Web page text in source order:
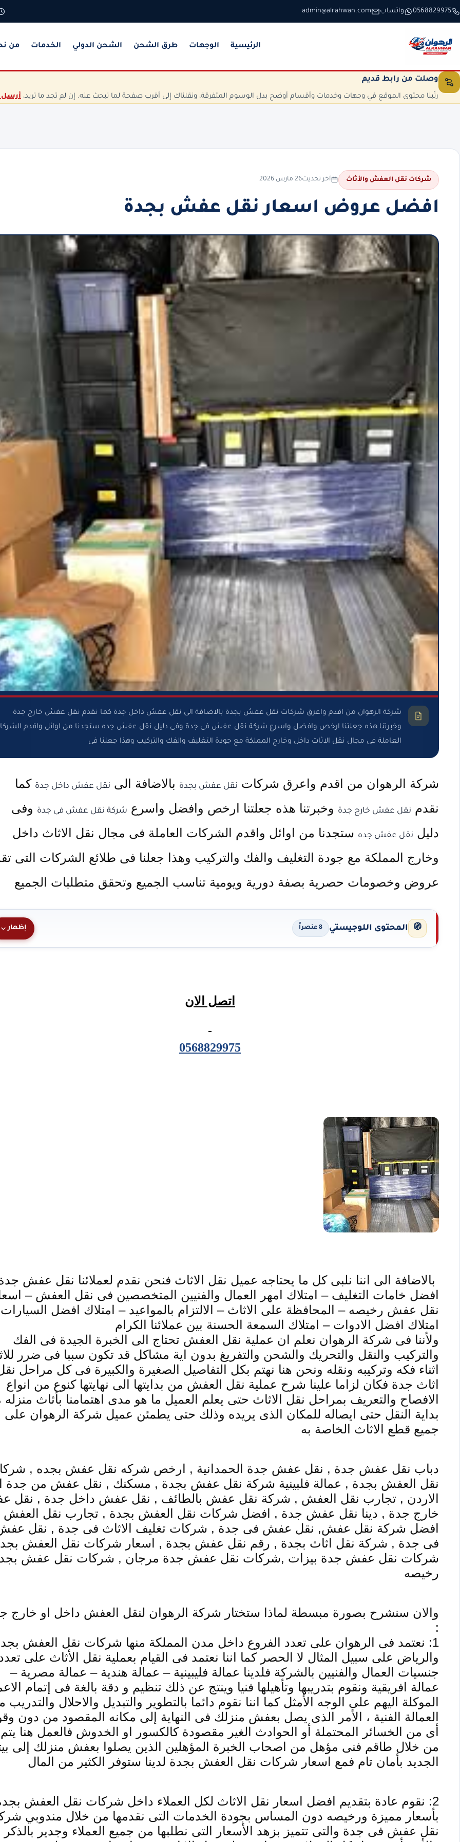
تخطَّ إلى المحتوى
0568829975 واتساب admin@alrahwan.com
الرئيسية الوجهات طرق الشحن الشحن الدولي الخدمات من
وصلت من رابط قديم
رتّبنا محتوى الموقع في وجهات وخدمات وأقسام أوضح بدل الوسوم المتفرقة، ونقلناك إلى أقرب صفحة لما تبحث عنه. إن لم تجد ما تريد، أرسل
شركات نقل العفش والأثاث آخر تحديث26 مارس 2026
افضل عروض اسعار نقل عفش بجدة
شركة الرهوان من اقدم واعرق شركات نقل عفش بجدة بالاضافة الى نقل عفش داخل جدة كما نقدم نقل عفش خارج جدة
وخبرتنا هذه جعلتنا ارخص وافضل واسرع شركة نقل عفش فى جدة وفى دليل نقل عفش جده ستجدنا من اوائل واقدم
العاملة فى مجال نقل الاثاث داخل وخارج المملكة مع جودة التغليف والفك والتركيب وهذا جعلنا فى
شركة الرهوان من اقدم واعرق شركات نقل عفش بجدة بالاضافة الى نقل عفش داخل جدة كما
نقدم نقل عفش خارج جدة وخبرتنا هذه جعلتنا ارخص وافضل واسرع شركة نقل عفش فى جدة وفى
دليل نقل عفش جده ستجدنا من اوائل واقدم الشركات العاملة فى مجال نقل الاثاث داخل
وخارج المملكة مع جودة التغليف والفك والتركيب وهذا جعلنا فى طلائع الشركات التى
عروض وخصومات حصرية بصفة دورية ويومية تناسب الجميع وتحقق متطلبات الجميع
🧭 المحتوى اللوجيستي 8 عنصراً إظهار
اتصل الان
0568829975
بالاضافة الى اننا نلبى كل ما يحتاجه عميل نقل الاثاث فنحن نقدم لعملائنا نقل عفش
افضل خامات التغليف – امتلاك امهر العمال والفنيين المتخصصين فى نقل العفش –
نقل عفش رخيصه – المحافظة على الاثاث – الالتزام بالمواعيد – امتلاك افضل
امتلاك افضل الادوات – امتلاك السمعة الحسنة بين عملائنا الكرام
ولأننا فى شركة الرهوان نعلم ان عملية نقل العفش تحتاج الى الخبرة الجيدة فى الفك
والتركيب والنقل والتحريك والشحن والتفريغ بدون اية مشاكل قد تكون سببا فى ضرر
اثناء فكه وتركيبه ونقله ونحن هنا نهتم بكل التفاصيل الصغيرة والكبيرة فى كل مراحل
اثاث جدة فكان لزاما علينا شرح عملية نقل العفش من بدايتها الى نهايتها كنوع من انواع
الافصاح والتعريف بمراحل نقل الاثاث حتى يعلم العميل ما هو مدى اهتمامنا بأثاث
بداية النقل حتى ايصاله للمكان الذى يريده وذلك حتى يطمئن عميل شركة الرهوان على
جميع قطع الاثاث الخاصة به
دباب نقل عفش جدة , نقل عفش جدة الحمدانية , ارخص شركه نقل عفش بجده ,
نقل العفش بجدة , عمالة فلبينية شركة نقل عفش بجدة , مسكنك , نقل عفش من جدة
الاردن , تجارب نقل العفش , شركة نقل عفش بالطائف , نقل عفش داخل جدة , نقل
خارج جدة , دينا نقل عفش جدة , افضل شركات نقل العفش بجدة , تجارب نقل العفش
افضل شركة نقل عفش, نقل عفش فى جدة , شركات تغليف الاثاث فى جدة , نقل
فى جدة , شركة نقل اثاث بجدة , رقم نقل عفش بجدة , اسعار شركات نقل العفش
شركات نقل عفش جدة بيزات ,شركات نقل عفش جدة مرجان , شركات نقل عفش
رخيصه
والان سنشرح بصورة مبسطة لماذا ستختار شركة الرهوان لنقل العفش داخل او خارج
:
1: نعتمد فى الرهوان على تعدد الفروع داخل مدن المملكة منها شركات نقل العفش
والرياض على سبيل المثال لا الحصر كما اننا نعتمد فى القيام بعملية نقل الأثاث على
جنسيات العمال والفنيين بالشركة فلدينا عمالة فليبينية – عمالة هندية – عمالة مصرية –
عمالة افريقية ونقوم بتدريبها وتأهيلها فنيا وينتج عن ذلك تنظيم و دقة بالغة فى إتمام
الموكلة اليهم على الوجه الأمثل كما اننا نقوم دائما بالتطوير والتبديل والاحلال والتدريب
العمالة الفنية ، الأمر الذى يصل بعفش منزلك فى النهاية إلى مكانه المقصود من دون
أى من الخسائر المحتملة أو الحوادث الغير مقصودة كالكسور او الخدوش فالعمل هنا يتم
من خلال طاقم فنى مؤهل من اصحاب الخبرة المؤهلين الذين يصلوا بعفش منزلك إلى
الجديد بأمان تام فمع اسعار شركات نقل العفش بجدة لدينا ستوفر الكثير من المال
2: نقوم عادة بتقديم افضل اسعار نقل الاثاث لكل العملاء داخل شركات نقل العفش
بأسعار مميزة ورخيصه دون المساس بجودة الخدمات التى نقدمها من خلال مندوبي
نقل عفش فى جدة والتى تتميز بزهد الأسعار التى نطلبها من جميع العملاء وجدير بالذكر